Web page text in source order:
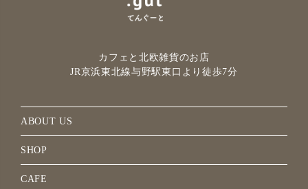
カフェと北欧雑貨のお店
JR京浜東北線与野駅東口より徒歩7分
ABOUT US
SHOP
CAFE